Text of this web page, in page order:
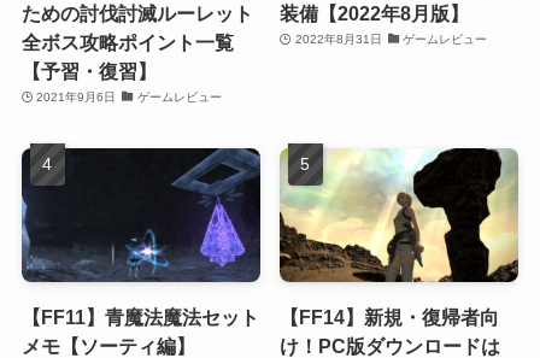
ための討伐討滅ルーレット
全ボス攻略ポイント一覧
【予習・復習】
2021年9月6日 ゲームレビュー
装備【2022年8月版】
2022年8月31日 ゲームレビュー
【FF11】青魔法魔法セット
メモ【ソーティ編】
【FF14】新規・復帰者向
け！PC版ダウンロードは